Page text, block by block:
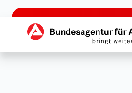
zu den Hauptinhalten springen
Hauptnavigation